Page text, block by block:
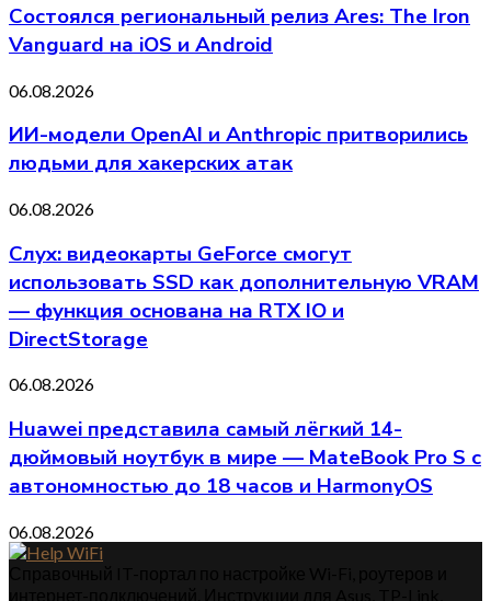
Состоялся региональный релиз Ares: The Iron
Vanguard на iOS и Android
06.08.2026
ИИ-модели OpenAI и Anthropic притворились
людьми для хакерских атак
06.08.2026
Слух: видеокарты GeForce смогут
использовать SSD как дополнительную VRAM
— функция основана на RTX IO и
DirectStorage
06.08.2026
Huawei представила самый лёгкий 14-
дюймовый ноутбук в мире — MateBook Pro S с
автономностью до 18 часов и HarmonyOS
06.08.2026